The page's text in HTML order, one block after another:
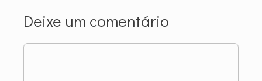
Deixe um comentário
Comentário